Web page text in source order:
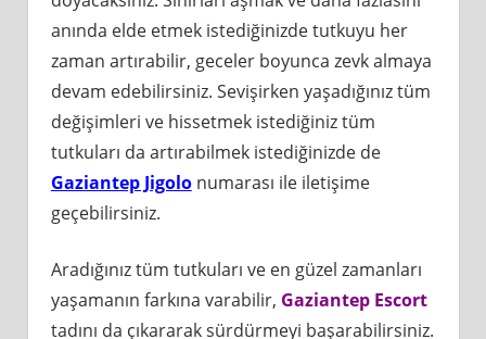
anında elde etmek istediğinizde tutkuyu her
zaman artırabilir, geceler boyunca zevk almaya
devam edebilirsiniz. Sevişirken yaşadığınız tüm
değişimleri ve hissetmek istediğiniz tüm
tutkuları da artırabilmek istediğinizde de
Gaziantep Jigolonumarası ile iletişime
geçebilirsiniz.
Aradığınız tüm tutkuları ve en güzel zamanları
yaşamanın farkına varabilir, Gaziantep Escort
tadını da çıkararak sürdürmeyi başarabilirsiniz.